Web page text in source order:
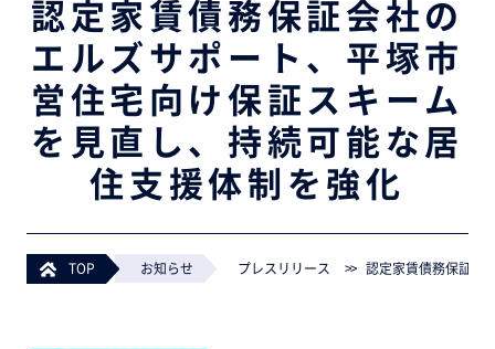
認定家賃債務保証会社の
エルズサポート、平塚市
営住宅向け保証スキーム
を見直し、持続可能な居
住支援体制を強化
TOP > お知らせ プレスリリース > 認定家賃債務保証会